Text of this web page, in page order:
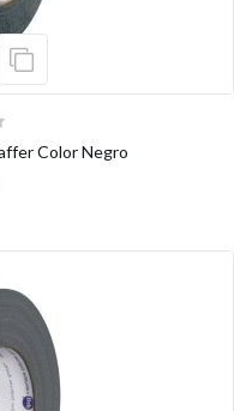
Color Negro